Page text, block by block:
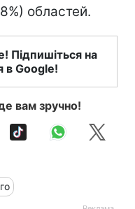
областей.
Підпишіться на
в Google!
вам зручно!